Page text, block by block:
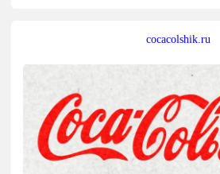
cocacolshik.ru